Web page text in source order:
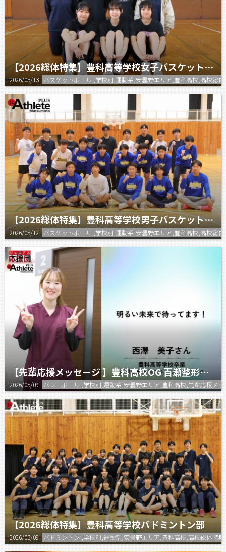
【2026総体特集】豊科高等学校女子バスケットボール部
2026/05/13 バスケットボール ,学校別,運動系,安曇野エリア,豊科高校,高校総
【2026総体特集】豊科高等学校男子バスケットボール部
2026/05/12 バスケットボール ,学校別,運動系,安曇野エリア,豊科高校,高校総
【先輩応援メッセージ 】豊科高校OG 百瀬整形外科スポーツクリニック 西澤さん
2026/05/09 バレーボール ,学校別,運動系,安曇野エリア,豊科高校,先輩応援メ
【2026総体特集】豊科高等学校バドミントン部
2026/05/09 バドミントン ,学校別,運動系,安曇野エリア,豊科高校,高校総体特